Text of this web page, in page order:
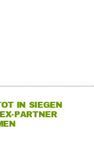
IN SIEGEN
PARTNER